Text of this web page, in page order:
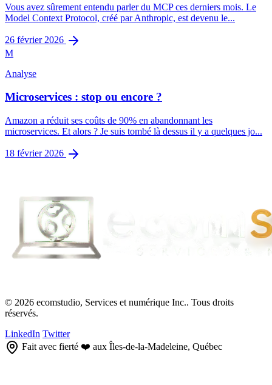
Vous avez sûrement entendu parler du MCP ces derniers mois. Le
Model Context Protocol, créé par Anthropic, est devenu le...
26 février 2026
M
Analyse
Microservices : stop ou encore ?
Amazon a réduit ses coûts de 90% en abandonnant les
microservices. Et alors ? Je suis tombé là dessus il y a quelques jo...
18 février 2026
© 2026 ecomstudio, Services et numérique Inc.. Tous droits
réservés.
LinkedIn Twitter
Fait avec fierté ❤️ aux Îles-de-la-Madeleine, Québec